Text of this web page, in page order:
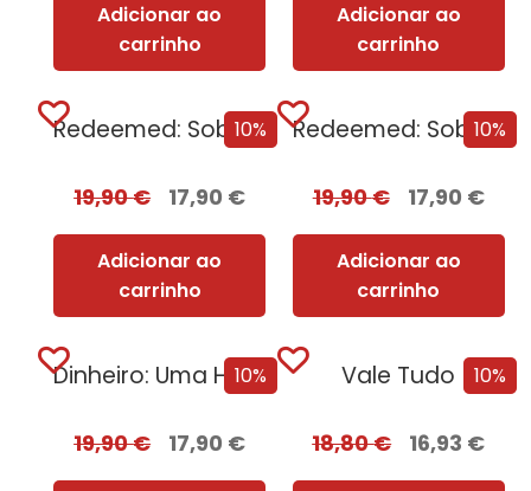
Adicionar ao
carrinho
Adicionar ao
carrinho
10%
Redeemed: Sobrevivência e Redenção
19,90€ 17,90 €
Adicionar ao
carrinho
10%
Redeemed: Sobrevivência e Redenção + Oferta Prazer Proibido
19,90€ 17,90 €
Adicionar ao
carrinho
10%
Dinheiro: Uma História da Humanidade
19,90€ 17,90 €
10%
Vale Tudo
18,80€ 16,93 €